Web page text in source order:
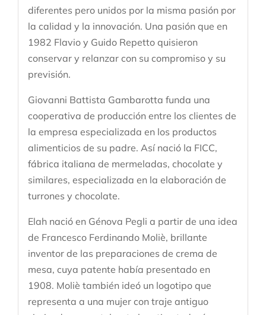
diferentes pero unidos por la misma pasión por
la calidad y la innovación. Una pasión que en
1982 Flavio y Guido Repetto quisieron
conservar y relanzar con su compromiso y su
previsión.
Giovanni Battista Gambarotta funda una
cooperativa de producción entre los clientes de
la empresa especializada en los productos
alimenticios de su padre. Así nació la FICC,
fábrica italiana de mermeladas, chocolate y
similares, especializada en la elaboración de
turrones y chocolate.
Elah nació en Génova Pegli a partir de una idea
de Francesco Ferdinando Moliè, brillante
inventor de las preparaciones de crema de
mesa, cuya patente había presentado en
1908. Moliè también ideó un logotipo que
representa a una mujer con traje antiguo